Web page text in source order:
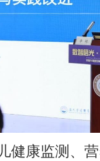
康监测、营